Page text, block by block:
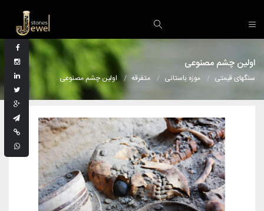
اولین چشم مصنوعی
سنگهای قیمتی موزه باستانی متفرقه اولین چشم مصنوعی